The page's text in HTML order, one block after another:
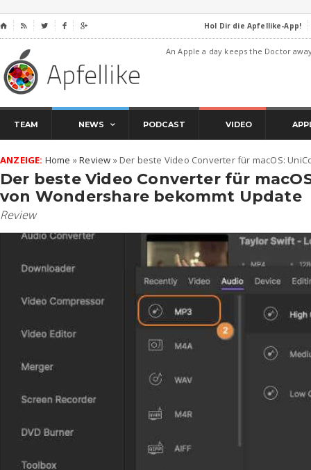
⌂     Hol Dir die Apfellike-App!
An Apple a day keeps the Doctor
TEAM NEWS PODCAST VIDEO
ANZEIGE: Home »Review » Der beste Video Converter für macOS:
Der beste Video Converter für
von Wondershare bekommt Update
Review